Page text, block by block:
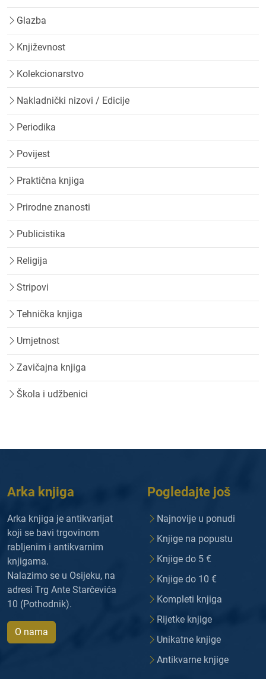
Glazba
Književnost
Kolekcionarstvo
Nakladnički nizovi / Edicije
Periodika
Povijest
Praktična knjiga
Prirodne znanosti
Publicistika
Religija
Stripovi
Tehnička knjiga
Umjetnost
Zavičajna knjiga
Škola i udžbenici
Arka knjiga
Arka knjiga je antikvarijat
koji se bavi trgovinom
rabljenim i antikvarnim
knjigama.
Nalazimo se u Osijeku, na
adresi Trg Ante Starčevića
10 (Pothodnik).
O nama
Pogledajte još
Najnovije u ponudi
Knjige na popustu
Knjige do 5 €
Knjige do 10 €
Kompleti knjiga
Rijetke knjige
Unikatne knjige
Antikvarne knjige